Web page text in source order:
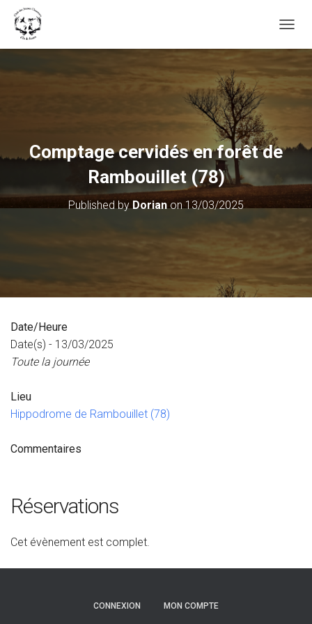
Comptage cervidés en forêt de
Rambouillet (78)
Published byDorianon13/03/2025
Date/Heure
Date(s) - 13/03/2025
Toute la journée
Lieu
Hippodrome de Rambouillet (78)
Commentaires
Réservations
Cet évènement est complet.
CONNEXION MON COMPTE